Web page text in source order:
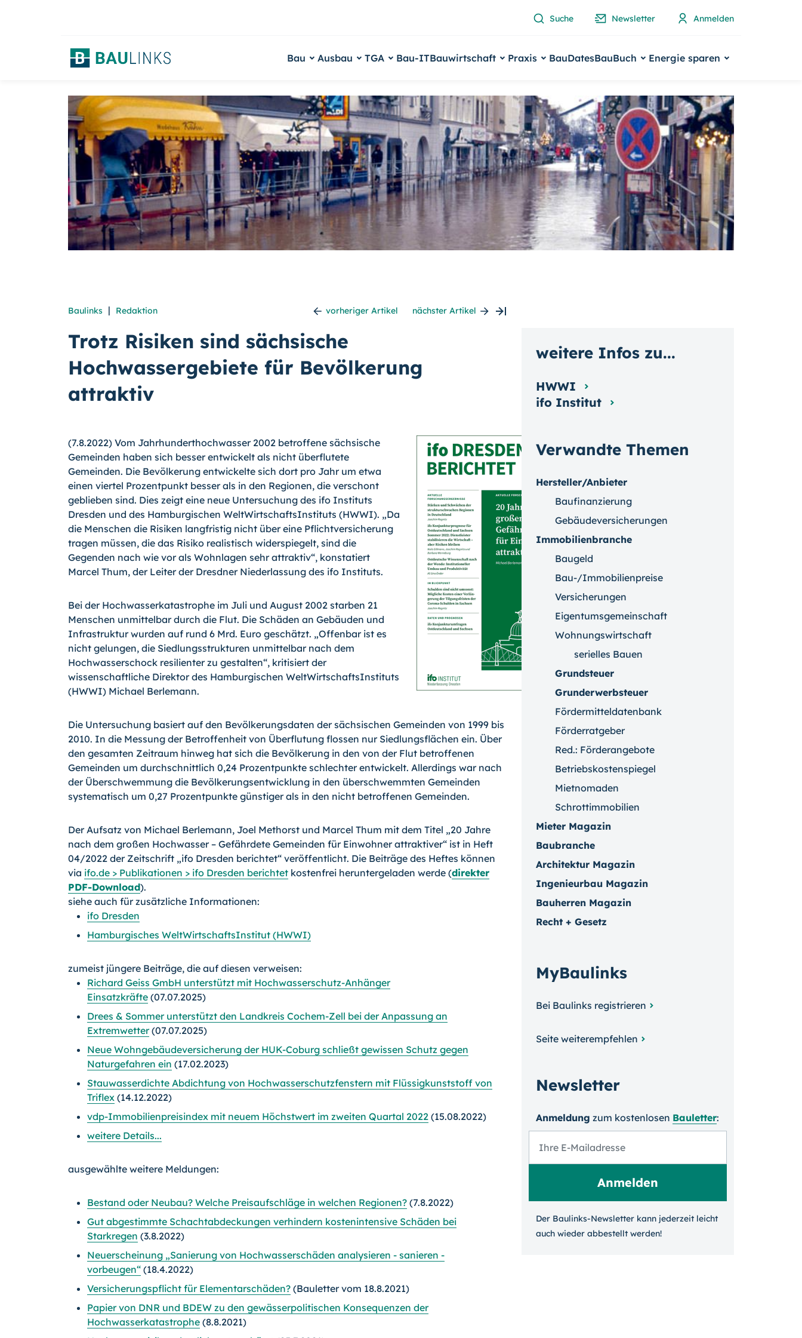
Suche Newsletter Anmelden
Bau Ausbau TGA Bau-ITBauwirtschaft Praxis BauDatesBauBuch Energie sparen
Baulinks | Redaktion vorheriger Artikel nächster Artikel
Trotz Risiken sind sächsische
Hochwassergebiete für Bevölkerung
attraktiv
(7.8.2022) Vom Jahrhunderthochwasser 2002 betroffene sächsische
Gemeinden haben sich besser entwickelt als nicht überflutete
Gemeinden. Die Bevölkerung entwickelte sich dort pro Jahr um etwa
einen viertel Prozentpunkt besser als in den Regionen, die verschont
geblieben sind. Dies zeigt eine neue Untersuchung des ifo Instituts
Dresden und des Hamburgischen Welt­Wirt­schafts­Instituts (HWWI). „Da
die Menschen die Risiken langfristig nicht über eine Pflichtversicherung
tragen müssen, die das Risiko realistisch widerspiegelt, sind die
Gegenden nach wie vor als Wohnlagen sehr attraktiv“, konstatiert
Marcel Thum, der Leiter der Dresdner Niederlassung des ifo Instituts.
Bei der Hochwasserkatastrophe im Juli und August 2002 starben 21
Menschen unmittelbar durch die Flut. Die Schäden an Gebäuden und
Infrastruktur wurden auf rund 6 Mrd. Euro geschätzt. „Offenbar ist es
nicht gelungen, die Siedlungsstrukturen unmittelbar nach dem
Hochwasserschock resilienter zu gestalten“, kritisiert der
wissenschaftliche Direktor des Hamburgischen WeltWirtschaftsInstituts
(HWWI) Michael Berlemann.
Die Untersuchung basiert auf den Bevölkerungsdaten der sächsischen Gemeinden von 1999 bis
2010. In die Messung der Betroffenheit von Überflutung flossen nur Siedlungsflächen ein. Über
den gesamten Zeitraum hinweg hat sich die Bevölkerung in den von der Flut betroffenen
Gemeinden um durchschnittlich 0,24 Prozentpunkte schlechter entwickelt. Allerdings war nach
der Überschwemmung die Bevölkerungsentwicklung in den überschwemmten Gemeinden
systematisch um 0,27 Prozentpunkte günstiger als in den nicht betroffenen Gemeinden.
Der Aufsatz von Michael Berlemann, Joel Methorst und Marcel Thum mit dem Titel „20 Jahre
nach dem großen Hochwasser – Gefährdete Gemeinden für Einwohner attraktiver“ ist in Heft
04/2022 der Zeitschrift „ifo Dresden berichtet“ veröffentlicht. Die Beiträge des Heftes können
via ifo.de > Publikationen > ifo Dresden berichtet kostenfrei heruntergeladen werde (direkter
PDF-Download).
siehe auch für zusätzliche Informationen:
ifo Dresden
Hamburgisches WeltWirtschaftsInstitut (HWWI)
zumeist jüngere Beiträge, die auf diesen verweisen:
Richard Geiss GmbH unterstützt mit Hochwasserschutz-Anhänger
Einsatzkräfte (07.07.2025)
Drees & Sommer unterstützt den Landkreis Cochem-Zell bei der Anpassung an
Extremwetter(07.07.2025)
Neue Wohngebäudeversicherung der HUK-Coburg schließt gewissen Schutz gegen
Naturgefahren ein (17.02.2023)
Stauwasserdichte Abdichtung von Hochwasserschutzfenstern mit Flüssigkunststoff von
Triflex (14.12.2022)
vdp-Immobilienpreisindex mit neuem Höchstwert im zweiten Quartal 2022 (15.08.2022)
weitere Details...
ausgewählte weitere Meldungen:
Bestand oder Neubau? Welche Preisaufschläge in welchen Regionen? (7.8.2022)
Gut abgestimmte Schachtabdeckungen verhindern kostenintensive Schäden bei
Starkregen (3.8.2022)
Neuerscheinung „Sanierung von Hochwasserschäden analysieren - sanieren -
vorbeugen“ (18.4.2022)
Versicherungspflicht für Elementarschäden? (Bauletter vom 18.8.2021)
Papier von DNR und BDEW zu den gewässerpolitischen Konsequenzen der
Hochwasserkatastrophe (8.8.2021)
Verwandte Themen
Hersteller/Anbieter
Baufinanzierung
Gebäudeversicherungen
Immobilienbranche
Baugeld
Bau-/Immobilienpreise
Versicherungen
Eigentumsgemeinschaft
Wohnungswirtschaft
serielles Bauen
Grundsteuer
Grunderwerbsteuer
Fördermitteldatenbank
Förderratgeber
Red.: Förderangebote
Betriebskostenspiegel
Mietnomaden
Schrottimmobilien
Mieter Magazin
Baubranche
Architektur Magazin
Ingenieurbau Magazin
Bauherren Magazin
Recht + Gesetz
MyBaulinks
Bei Baulinks registrieren
Seite weiterempfehlen
Newsletter
Anmeldung zum kosten­losen Bauletter:
Der Baulinks-Newsletter kann jeder­zeit leicht
auch wieder ab­bestellt werden!
weitere Infos zu...
HWWI
ifo Institut